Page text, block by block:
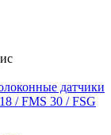
датчики
/ FMS 30 / FSG